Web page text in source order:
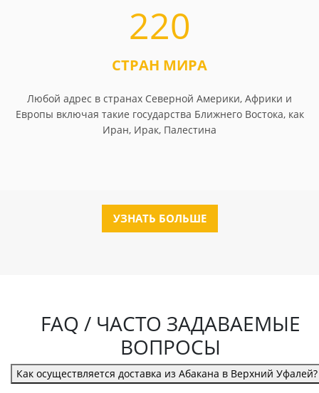
220
СТРАН МИРА
Любой адрес в странах Северной Америки, Африки и
Европы включая такие государства Ближнего Востока, как
Иран, Ирак, Палестина
УЗНАТЬ БОЛЬШЕ
FAQ / ЧАСТО ЗАДАВАЕМЫЕ
ВОПРОСЫ
Как осуществляется доставка из Абакана в Верхний Уфалей?